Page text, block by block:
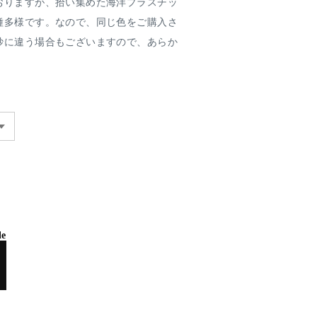
ますが、拾い集めた海洋プラスチッ
様です。なので、同じ色をご購入さ
違う場合もございますので、あらか